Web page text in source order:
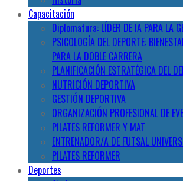
Capacitación
Diplomatura: LÍDER DE IA PARA LA
PSICOLOGÍA DEL DEPORTE:
PARA LA DOBLE CARRERA
PLANIFICACIÓN ESTRATÉGICA DEL
NUTRICIÓN DEPORTIVA
GESTIÓN DEPORTIVA
ORGANIZACIÓN PROFESIONAL DE
PILATES REFORMER Y MAT
ENTRENADOR/A DE FUTSAL
PILATES REFORMER
Deportes